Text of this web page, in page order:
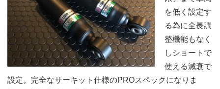
を低く設定す
る為に全長調
整機能もなく
しショートで
使える減衰で
設定。完全なサーキット仕様のPROスペックになりま